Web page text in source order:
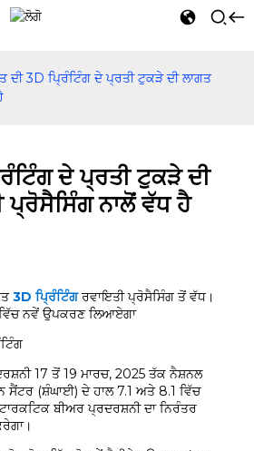
ਦੀ 3D ਪ੍ਰਿੰਟਿੰਗ ਦੇ ਪ੍ਰਤੀ ਟੁਕੜੇ ਦੀ ਲਾਗਤ
ਦੇ ਪ੍ਰਤੀ ਟੁਕੜੇ ਦੀ
ਪ੍ਰੋਸੈਸਿੰਗ ਨਾਲੋਂ ਵੱਧ ਹੈ
3D ਪ੍ਰਿੰਟਿੰਗਰਵਾਇਤੀ ਪ੍ਰੋਸੈਸਿੰਗ ਤੋਂ ਵੱਧ।
ਨਵੇਂ ਉਪਕਰਣ ਲਿਆਏਗਾ
17 ਤੋਂ 19 ਮਾਰਚ, 2025 ਤੱਕ ਨੈਸ਼ਨਲ
(ਸ਼ੰਘਾਈ) ਦੇ ਹਾਲ 7.1 ਅਤੇ 8.1 ਵਿੱਚ
ਬੀਅਰ ਪ੍ਰਦਰਸ਼ਨੀ ਦਾ ਨਿਰੰਤਰ